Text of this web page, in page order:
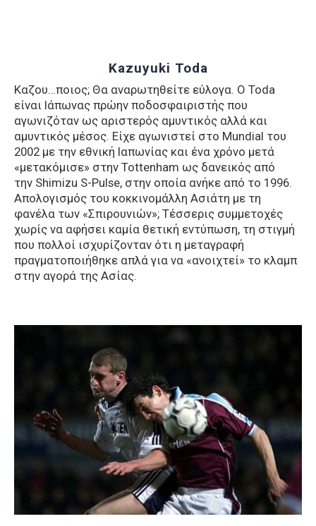
Kazuyuki Toda
Καζου…ποιος; Θα αναρωτηθείτε εύλογα. Ο Toda
είναι Ιάπωνας πρώην ποδοσφαιριστής που
αγωνιζόταν ως αριστερός αμυντικός αλλά και
αμυντικός μέσος. Είχε αγωνιστεί στο Mundial του
2002 με την εθνική Ιαπωνίας και ένα χρόνο μετά
«μετακόμισε» στην Tottenham ως δανεικός από
την Shimizu S-Pulse, στην οποία ανήκε από το 1996.
Απολογισμός του κοκκινομάλλη Ασιάτη με τη
φανέλα των «Σπιρουνιών»; Τέσσερις συμμετοχές
χωρίς να αφήσει καμία θετική εντύπωση, τη στιγμή
που πολλοί ισχυρίζονταν ότι η μεταγραφή
πραγματοποιήθηκε απλά για να «ανοιχτεί» το κλαμπ
στην αγορά της Ασίας.